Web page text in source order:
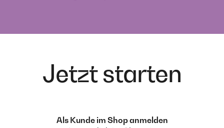
Jetzt starten
Als Kunde im Shop anmelden